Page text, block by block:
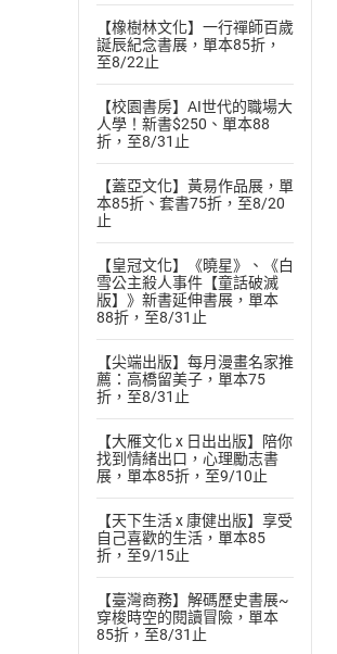
【橡樹林文化】一行禪師百歲
誕辰紀念書展，單本85折，
至8/22止
【校園書房】AI世代的職場大
人學！新書$250、單本88
折，至8/31止
【蓋亞文化】黃易作品展，單
本85折、套書75折，至8/20
止
【皇冠文化】《曉星》、《白
雪公主殺人事件【童話破滅
版】》新書延伸書展，單本
88折，至8/31止
【尖端出版】每月漫畫名家推
薦：高橋留美子，單本75
折，至8/31止
【大雁文化 x 日出出版】陪你
找到情緒出口，心理勵志書
展，單本85折，至9/10止
【天下生活 x 康健出版】享受
自己喜歡的生活，單本85
折，至9/15止
【臺灣商務】解碼歷史書展~
穿梭時空的閱讀冒險，單本
85折，至8/31止